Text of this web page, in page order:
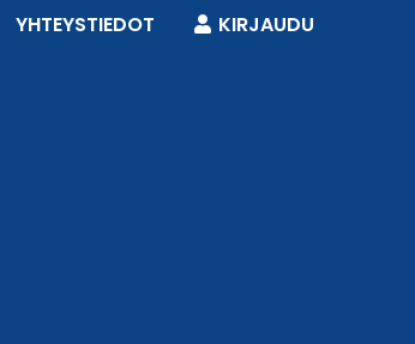
YHTEYSTIEDOT KIRJAUDU